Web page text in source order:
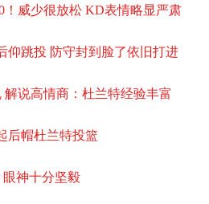
威少很放松 KD表情略显严肃
仰跳投 防守封到脸了依旧打进
说高情商：杜兰特经验丰富
后帽杜兰特投篮
眼神十分坚毅